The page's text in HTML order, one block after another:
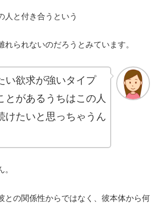
人と付き合うという
れられないのだろうとみています。
い欲求が強いタイプ
とがあるうちはこの人
けたいと思っちゃうん
との関係性からではなく、彼本体から何